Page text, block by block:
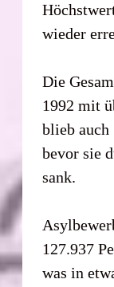
wieder
Die
1992 mit
blieb auch
bevor sie
sank.
127.937
was in